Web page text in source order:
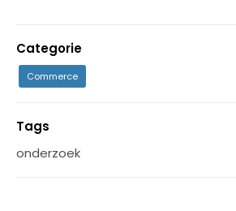
Categorie
Commerce
Tags
onderzoek